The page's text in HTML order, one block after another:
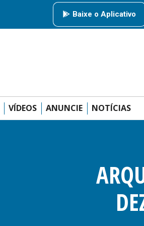
Baixe o Aplicativo
VÍDEOS ANUNCIE NOTÍCIAS
AMIGOS DA RÁDIO